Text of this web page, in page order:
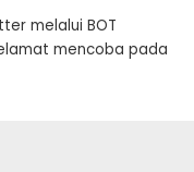
melalui BOT
mencoba pada